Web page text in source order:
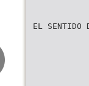
EL SENTIDO